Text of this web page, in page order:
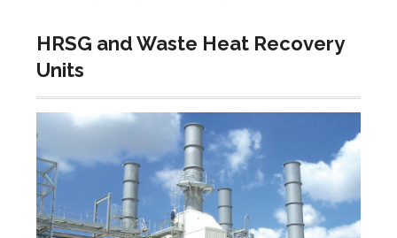
HRSG and Waste Heat Recovery
Units